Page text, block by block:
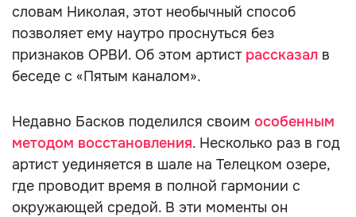
словам Николая, этот необычный способ
позволяет ему наутро проснуться без
признаков ОРВИ. Об этом артист рассказал в
беседе с «Пятым каналом».
Недавно Басков поделился своим особенным
методом восстановления. Несколько раз в год
артист уединяется в шале на Телецком озере,
где проводит время в полной гармонии с
окружающей средой. В эти моменты он